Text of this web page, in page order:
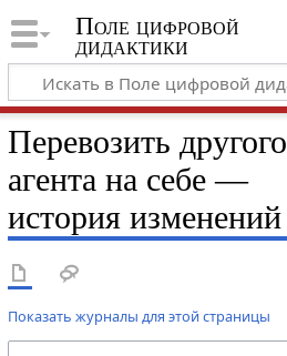
Поле цифровой
дидактики
Перевозить другого
агента на себе —
история изменений
Показать журналы для этой страницы